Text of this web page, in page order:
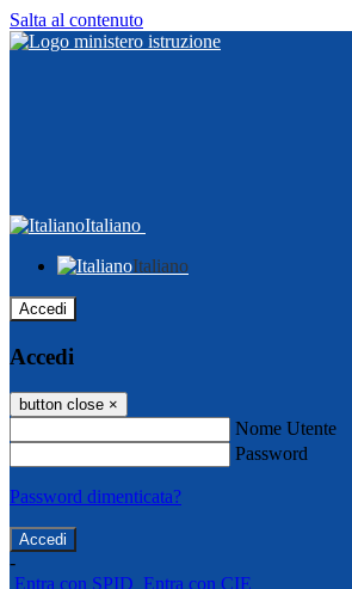
Salta al contenuto
Italiano
Italiano
Accedi
Accedi
button close ×
Nome Utente
Password
Password dimenticata?
-
Entra con SPID Entra con CIE